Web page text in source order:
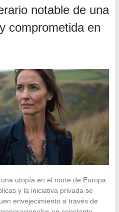
notable de una
comprometida en
utopía en el norte de Europa.
y la iniciativa privada se
envejecimiento a través de